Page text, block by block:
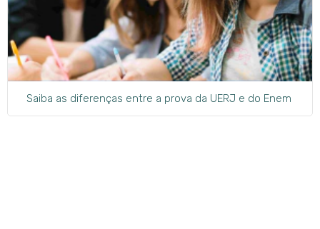
Saiba as diferenças entre a prova da UERJ e do Enem